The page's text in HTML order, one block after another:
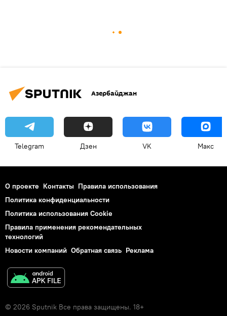
Азербайджан
Telegram Дзен VK Макс
О проекте Контакты Правила использования
Политика конфиденциальности
Политика использования Cookie
Правила применения рекомендательных
технологий
Новости компаний Обратная связь Реклама
© 2026 Sputnik Все права защищены. 18+